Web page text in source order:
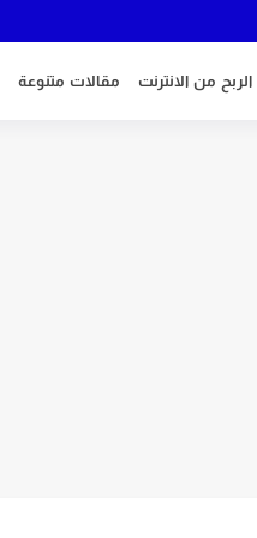
الربح من الانترنت مقالات متنوعة